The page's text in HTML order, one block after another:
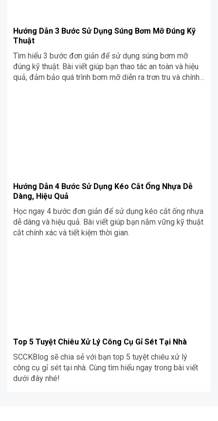
Hướng Dẫn 3 Bước Sử Dụng Súng Bơm Mỡ Đúng Kỹ
Thuật
Tìm hiểu 3 bước đơn giản để sử dụng súng bơm mỡ
đúng kỹ thuật. Bài viết giúp bạn thao tác an toàn và hiệu
quả, đảm bảo quá trình bơm mỡ diễn ra trơn tru và chính
Hướng Dẫn 4 Bước Sử Dụng Kéo Cắt Ống Nhựa Dễ
Dàng, Hiệu Quả
Học ngay 4 bước đơn giản để sử dụng kéo cắt ống nhựa
dễ dàng và hiệu quả. Bài viết giúp bạn nắm vững kỹ thuật
cắt chính xác và tiết kiệm thời gian.
Top 5 Tuyệt Chiêu Xử Lý Công Cụ Gỉ Sét Tại Nhà
SCCKBlog sẽ chia sẻ với bạn top 5 tuyệt chiêu xử lý
công cụ gỉ sét tại nhà. Cùng tìm hiểu ngay trong bài viết
dưới đây nhé!